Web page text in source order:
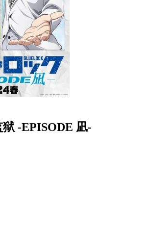
-EPISODE 凪-